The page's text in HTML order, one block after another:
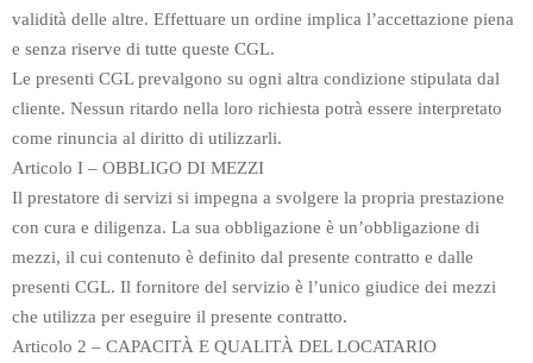
validità delle altre. Effettuare un ordine implica l’accettazione piena
e senza riserve di tutte queste CGL.
Le presenti CGL prevalgono su ogni altra condizione stipulata dal
cliente. Nessun ritardo nella loro richiesta potrà essere interpretato
come rinuncia al diritto di utilizzarli.
Articolo I – OBBLIGO DI MEZZI
Il prestatore di servizi si impegna a svolgere la propria prestazione
con cura e diligenza. La sua obbligazione è un’obbligazione di
mezzi, il cui contenuto è definito dal presente contratto e dalle
presenti CGL. Il fornitore del servizio è l’unico giudice dei mezzi
che utilizza per eseguire il presente contratto.
Articolo 2 – CAPACITÀ E QUALITÀ DEL LOCATARIO